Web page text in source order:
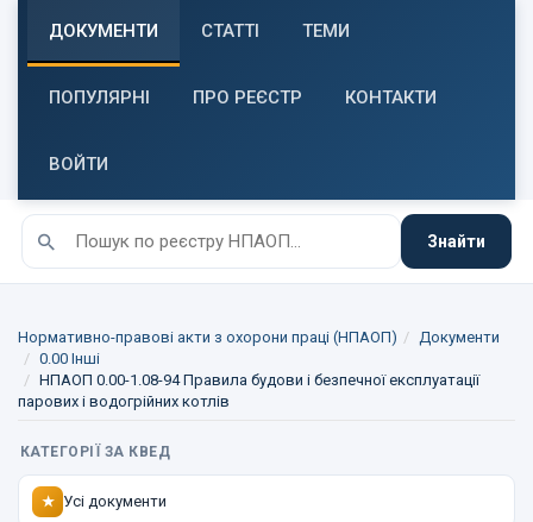
ДОКУМЕНТИ СТАТТІ ТЕМИ
ПОПУЛЯРНІ ПРО РЕЄСТР КОНТАКТИ
ВОЙТИ
Знайти
Нормативно-правові акти з охорони праці (НПАОП)
Документи
0.00 Інші
НПАОП 0.00-1.08-94 Правила будови і безпечної експлуатації
парових і водогрійних котлів
КАТЕГОРІЇ ЗА КВЕД
★ Усі документи